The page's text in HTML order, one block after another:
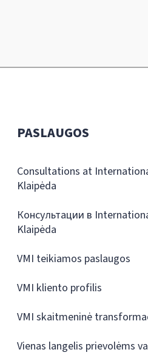
PASLAUGOS
Consultations at
Klaipėda
Консультации в
Klaipėda
VMI teikiamos paslaugos
VMI kliento profilis
VMI skaitmeninė
Vienas langelis prievolėms